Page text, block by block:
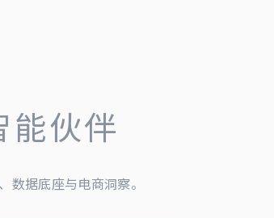
能伙伴
数据底座与电商洞察。